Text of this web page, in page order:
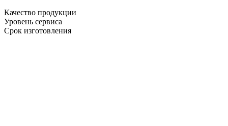
Качество продукции
Уровень сервиса
Срок изготовления